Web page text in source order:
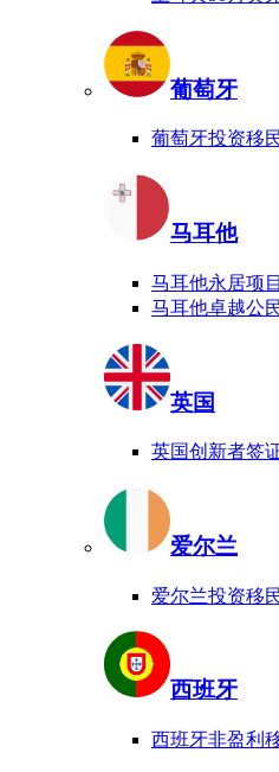
葡萄牙
葡萄牙投资移
马耳他
马耳他永居项
马耳他卓越公
英国
英国创新者签
爱尔兰
爱尔兰投资移
西班牙
西班牙非盈利